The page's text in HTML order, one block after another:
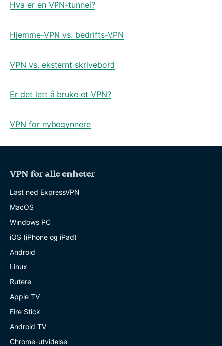
Hva er en VPN-tunnel?
Hjemme-VPN vs. bedrifts-VPN
VPN vs. eksternt skrivebord
Er det lett å bruke et VPN?
VPN for nybegynnere
VPN for alle enheter
Last ned ExpressVPN
MacOS
Windows PC
iOS (iPhone og iPad)
Android
Linux
Rutere
Apple TV
Fire Stick
Android TV
Chrome-utvidelse